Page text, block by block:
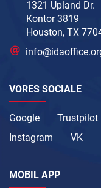
1321 Upland Dr.
Kontor 3819
Houston, TX
VORES SOCIALE
Google Trustpilot
Instagram
VK
MOBIL APP